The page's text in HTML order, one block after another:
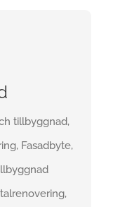
tillbyggnad,
Fasadbyte,